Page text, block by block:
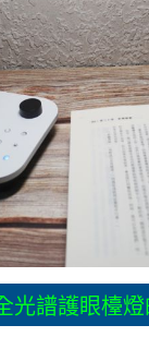
光譜護眼檯